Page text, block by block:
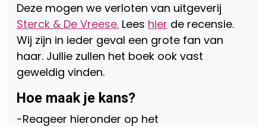
Deze mogen we verloten van uitgeverij
Sterck & De Vreese. Lees hier de recensie.
Wij zijn in ieder geval een grote fan van
haar. Jullie zullen het boek ook vast
geweldig vinden.
Hoe maak je kans?
-Reageer hieronder op het